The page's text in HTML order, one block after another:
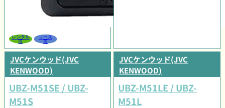
レンタル
可
リース
可
JVCケンウッド(JVC
KENWOOD)
UBZ-M51SE / UBZ-
M51S
JVCケンウッド(JVC
KENWOOD)
UBZ-M51LE / UBZ-
M51L